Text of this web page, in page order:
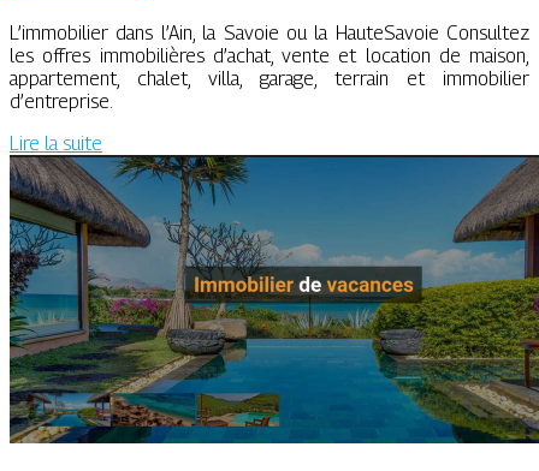
L’immobilier dans l’Ain, la Savoie ou la HauteSavoie Consultez
les offres immobilières d’achat, vente et location de maison,
appartement, chalet, villa, garage, terrain et immobilier
d’entreprise.
Lire la suite